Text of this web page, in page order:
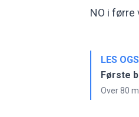
NO i førre
LES
Første
Over 80